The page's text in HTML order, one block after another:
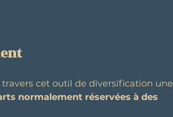
cet outil de diversification une
normalement réservées à des